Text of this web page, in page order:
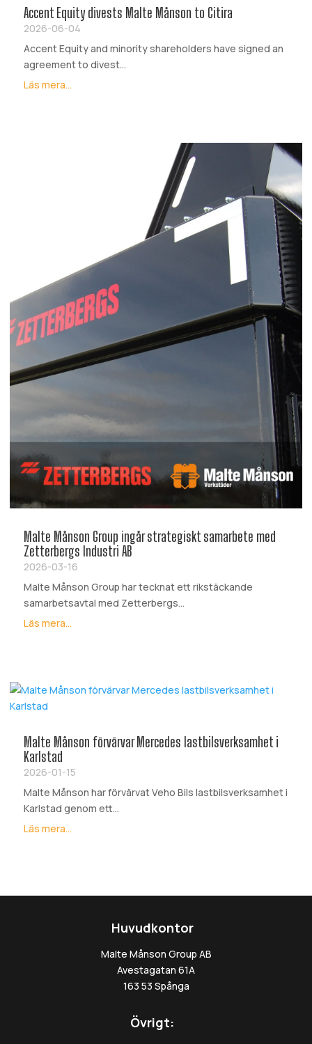
Accent Equity divests Malte Månson to Citira
2026-06-04
Accent Equity and minority shareholders have signed an
agreement to divest...
Läs mera...
Malte Månson Group ingår strategiskt samarbete med
Zetterbergs Industri AB
2026-03-16
Malte Månson Group har tecknat ett rikstäckande
samarbetsavtal med Zetterbergs...
Läs mera...
Malte Månson förvärvar Mercedes lastbilsverksamhet i
Karlstad
2026-01-15
Malte Månson har förvärvat Veho Bils lastbilsverksamhet i
Karlstad genom ett...
Läs mera...
Huvudkontor
Malte Månson Group AB
Avestagatan 61A
163 53 Spånga
Övrigt: